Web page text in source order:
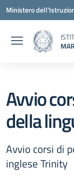
Vai ai contenuti
Vai al menu di
Vai al footer
Ministero
Avvio
della
Avvio corsi di
inglese Trinity